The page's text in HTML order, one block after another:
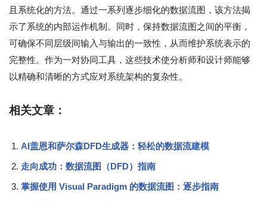
且系统化的方法。通过一系列逐步细化的数据流图，该方法揭
示了系统的内部运作机制。同时，保持数据流图之间的平衡，
可确保不同层级间输入与输出的一致性，从而维护系统表示的
完整性。作为一对协同工具，这些技术使分析师和设计师能够
以精确和清晰的方式应对系统架构的复杂性。
相关文章：
AI盖恩和萨尔森DFD生成器：轻松的数据流建模
走向成功：数据流图（DFD）指南
掌握使用 Visual Paradigm 的数据流图：逐步指南